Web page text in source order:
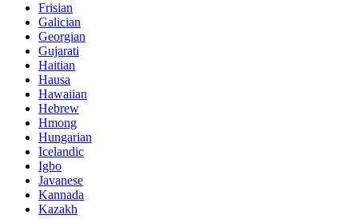
Frisian
Galician
Georgian
Gujarati
Haitian
Hausa
Hawaiian
Hebrew
Hmong
Hungarian
Icelandic
Igbo
Javanese
Kannada
Kazakh